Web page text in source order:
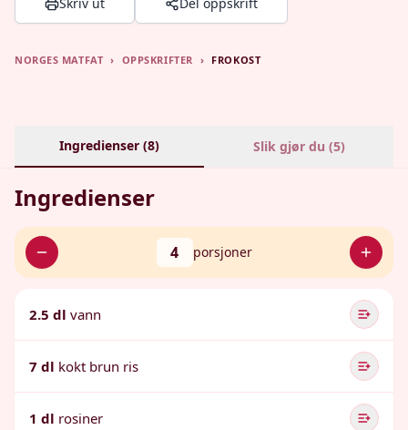
NORGES MATFAT › OPPSKRIFTER › FROKOST
Ingredienser (8) Slik gjør du (5)
Ingredienser
4 porsjoner
2.5 dl vann
7 dl kokt brun ris
1 dl rosiner